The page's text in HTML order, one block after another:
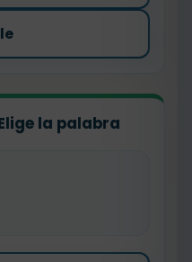
la palabra